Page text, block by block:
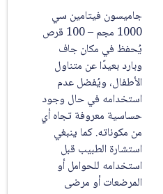
جاميسون فيتامين سي
1000 مجم – 100 قرص
يُحفظ في مكان جاف
وبارد بعيدًا عن متناول
الأطفال، ويُفضل عدم
استخدامه في حال وجود
حساسية معروفة تجاه أي
من مكوناته. كما ينبغي
استشارة الطبيب قبل
استخدامه للحوامل أو
المرضعات أو مرضى